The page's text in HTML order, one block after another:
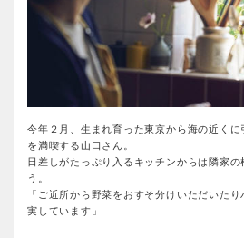
今年２月、生まれ育った東京から海の近くに
を満喫する山口さん。
日差しがたっぷり入るキッチンからは隣家
う。
「ご近所から野菜をおすそ分けいただいた
実しています」